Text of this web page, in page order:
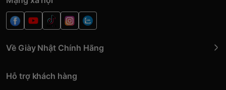
Về Giày Nhật Chính Hãng
Hỗ trợ khách hàng